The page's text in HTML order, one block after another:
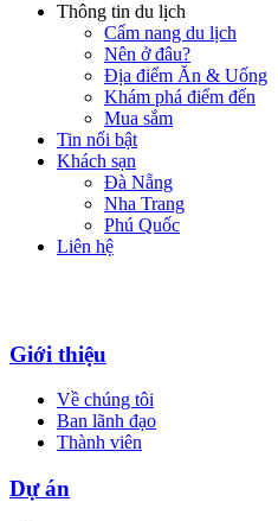
Thông tin du lịch
Cẩm nang du lịch
Nên ở đâu?
Địa điểm Ăn & Uống
Khám phá điểm đến
Mua sắm
Tin nổi bật
Khách sạn
Đà Nẵng
Nha Trang
Phú Quốc
Liên hệ
Giới thiệu
Về chúng tôi
Ban lãnh đạo
Thành viên
Dự án